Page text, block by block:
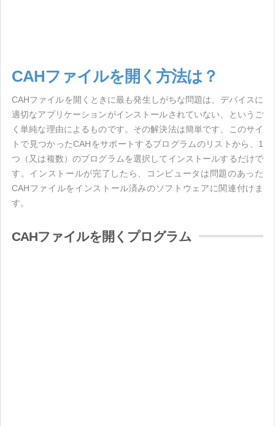
CAHファイルを開く方法は？
CAHファイルを開くときに最も発生しがちな問題は、デバイスに
適切なアプリケーションがインストールされていない、というご
く単純な理由によるものです。その解決法は簡単です、このサイ
トで見つかったCAHをサポートするプログラムのリストから、1
つ（又は複数）のプログラムを選択してインストールするだけで
す。インストールが完了したら、コンピュータは問題のあった
CAHファイルをインストール済みのソフトウェアに関連付けま
す。
CAHファイルを開くプログラム